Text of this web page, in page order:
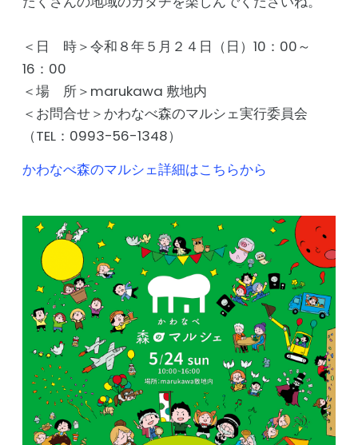
＜日 時＞令和８年５月２４日（日）10：00～
16：00
＜場 所＞marukawa 敷地内
＜お問合せ＞かわなべ森のマルシェ実行委員会
（TEL：0993-56-1348）
かわなべ森のマルシェ詳細はこちらから